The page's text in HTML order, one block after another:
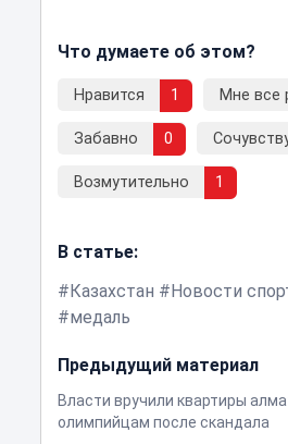
Что думаете об этом?
Нравится 1 Мне все
Забавно 0
Возмутительно 1
В статье:
Казахстан
Новости
медаль
Предыдущий материал
Власти вручили квартиры
олимпийцам после скандала